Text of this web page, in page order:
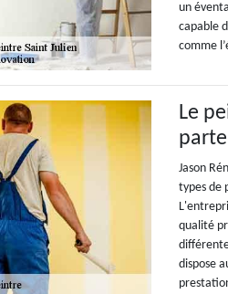
un
capable
comme
Le
Jason
types de
qualité
dispose